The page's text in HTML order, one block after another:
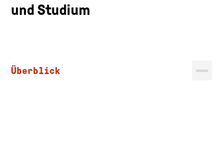
und Studium
Überblick